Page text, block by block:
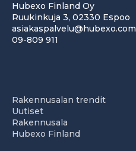
Hubexo Finland Oy
Ruukinkuja 3, 02330 Espoo
asiakaspalvelu@hubexo.com
09-809 911
Rakennusalan trendit
Uutiset
Rakennusala
Hubexo Finland